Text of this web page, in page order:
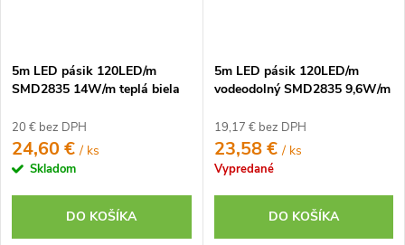
5m LED pásik 120LED/m
SMD2835 14W/m teplá biela
20 € bez DPH
24,60 €/ ks
Skladom
DO KOŠÍKA
5m LED pásik 120LED/m
vodeodolný SMD2835 9,6W/m
19,17 € bez DPH
23,58 €/ ks
Vypredané
DO KOŠÍKA